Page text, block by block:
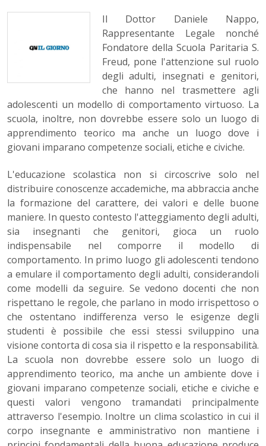
Il Dottor Daniele Nappo,
Rappresentante Legale nonché
Fondatore della Scuola Paritaria S.
Freud, pone l'attenzione sul ruolo
degli adulti, insegnati e genitori,
che hanno nel trasmettere agli
adolescenti un modello di comportamento virtuoso. La
scuola, inoltre, non dovrebbe essere solo un luogo di
apprendimento teorico ma anche un luogo dove i
giovani imparano competenze sociali, etiche e civiche.
L'educazione scolastica non si circoscrive solo nel
distribuire conoscenze accademiche, ma abbraccia anche
la formazione del carattere, dei valori e delle buone
maniere. In questo contesto l'atteggiamento degli adulti,
sia insegnanti che genitori, gioca un ruolo
indispensabile nel comporre il modello di
comportamento. In primo luogo gli adolescenti tendono
a emulare il comportamento degli adulti, considerandoli
come modelli da seguire. Se vedono docenti che non
rispettano le regole, che parlano in modo irrispettoso o
che ostentano indifferenza verso le esigenze degli
studenti è possibile che essi stessi sviluppino una
visione contorta di cosa sia il rispetto e la responsabilità.
La scuola non dovrebbe essere solo un luogo di
apprendimento teorico, ma anche un ambiente dove i
giovani imparano competenze sociali, etiche e civiche e
questi valori vengono tramandati principalmente
attraverso l'esempio. Inoltre un clima scolastico in cui il
corpo insegnante e amministrativo non mantiene i